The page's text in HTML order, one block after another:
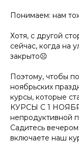
Понимаем: нам
Хотя, с другой
сейчас, когда на
закрыто☹
Поэтому, чтобы
ноябрьских
курсы, которые
КУРСЫ С 1
непродуктивной
Садитесь
включаете наш